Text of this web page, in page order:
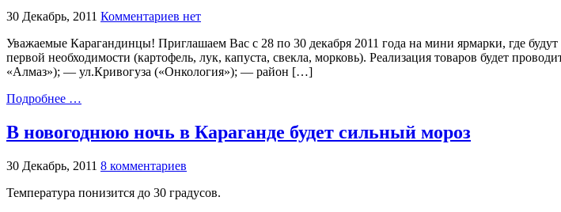
30 Декабрь, 2011 Комментариев нет
Уважаемые Карагандинцы! Приглашаем Вас с 28 по 30 декабря 2011 года на мини ярмарки, где
первой необходимости (картофель, лук, капуста, свекла, морковь). Реализация товаров будет
«Алмаз»); — ул.Кривогуза («Онкология»); — район […]
Подробнее …
В новогоднюю ночь в Караганде будет сильный мороз
30 Декабрь, 2011 8 комментариев
Температура понизится до 30 градусов.